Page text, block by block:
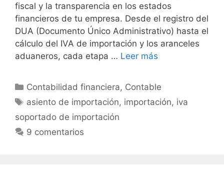
fiscal y la transparencia en los estados
financieros de tu empresa. Desde el registro del
DUA (Documento Único Administrativo) hasta el
cálculo del IVA de importación y los aranceles
aduaneros, cada etapa … Leer más
Categorías
Contabilidad financiera, Contable
Etiquetas
asiento de importación, importación, iva
soportado de importación
9 comentarios